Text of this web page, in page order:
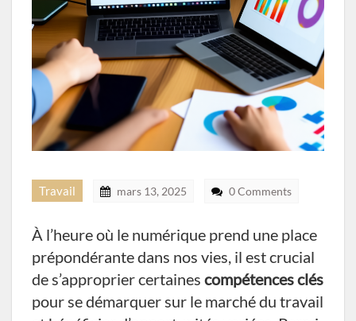
Travail mars 13, 2025 0 Comments
À l’heure où le numérique prend une place
prépondérante dans nos vies, il est crucial
de s’approprier certaines compétences clés
pour se démarquer sur le marché du travail